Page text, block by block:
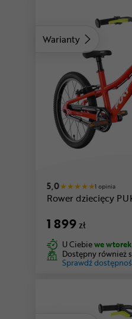
Warianty
5,0 1 opinia
Rower dziecięcy
1 899zł
U Ciebiewe
Dostępny również
Sprawdź